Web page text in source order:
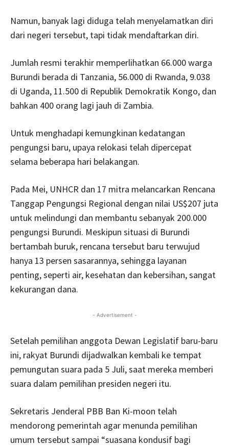
Namun, banyak lagi diduga telah menyelamatkan diri
dari negeri tersebut, tapi tidak mendaftarkan diri.
Jumlah resmi terakhir memperlihatkan 66.000 warga
Burundi berada di Tanzania, 56.000 di Rwanda, 9.038
di Uganda, 11.500 di Republik Demokratik Kongo, dan
bahkan 400 orang lagi jauh di Zambia.
Untuk menghadapi kemungkinan kedatangan
pengungsi baru, upaya relokasi telah dipercepat
selama beberapa hari belakangan.
Pada Mei, UNHCR dan 17 mitra melancarkan Rencana
Tanggap Pengungsi Regional dengan nilai US$207 juta
untuk melindungi dan membantu sebanyak 200.000
pengungsi Burundi. Meskipun situasi di Burundi
bertambah buruk, rencana tersebut baru terwujud
hanya 13 persen sasarannya, sehingga layanan
penting, seperti air, kesehatan dan kebersihan, sangat
kekurangan dana.
- Advertisement -
Setelah pemilihan anggota Dewan Legislatif baru-baru
ini, rakyat Burundi dijadwalkan kembali ke tempat
pemungutan suara pada 5 Juli, saat mereka memberi
suara dalam pemilihan presiden negeri itu.
Sekretaris Jenderal PBB Ban Ki-moon telah
mendorong pemerintah agar menunda pemilihan
umum tersebut sampai “suasana kondusif bagi